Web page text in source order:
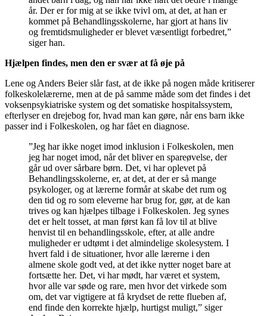
år. Der er for mig at se ikke tvivl om, at det, at han er
kommet på Behandlingsskolerne, har gjort at hans liv
og fremtidsmuligheder er blevet væsentligt forbedret,”
siger han.
Hjælpen findes, men den er svær at få øje på
Lene og Anders Beier slår fast, at de ikke på nogen måde kritiserer
folkeskolelærerne, men at de på samme måde som det findes i det
voksenpsykiatriske system og det somatiske hospitalssystem,
efterlyser en drejebog for, hvad man kan gøre, når ens barn ikke
passer ind i Folkeskolen, og har fået en diagnose.
”Jeg har ikke noget imod inklusion i Folkeskolen, men
jeg har noget imod, når det bliver en spareøvelse, der
går ud over sårbare børn. Det, vi har oplevet på
Behandlingsskolerne, er, at det, at der er så mange
psykologer, og at lærerne formår at skabe det rum og
den tid og ro som eleverne har brug for, gør, at de kan
trives og kan hjælpes tilbage i Folkeskolen. Jeg synes
det er helt tosset, at man først kan få lov til at blive
henvist til en behandlingsskole, efter, at alle andre
muligheder er udtømt i det almindelige skolesystem. I
hvert fald i de situationer, hvor alle lærerne i den
almene skole godt ved, at det ikke nytter noget bare at
fortsætte her. Det, vi har mødt, har været et system,
hvor alle var søde og rare, men hvor det virkede som
om, det var vigtigere at få krydset de rette flueben af,
end finde den korrekte hjælp, hurtigst muligt,” siger